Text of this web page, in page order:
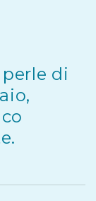
di